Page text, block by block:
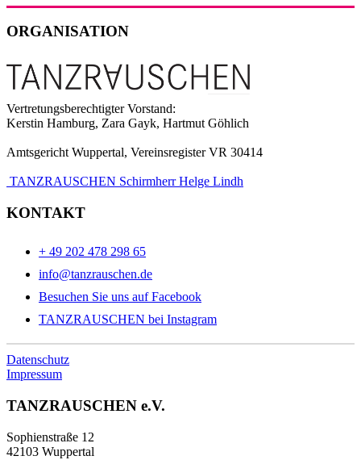
ORGANISATION
Vertretungsberechtigter Vorstand:
Kerstin Hamburg, Zara Gayk, Hartmut Göhlich
Amtsgericht Wuppertal, Vereinsregister VR 30414
TANZRAUSCHEN Schirmherr Helge Lindh
KONTAKT
+ 49 202 478 298 65
info@tanzrauschen.de
Besuchen Sie uns auf Facebook
TANZRAUSCHEN bei Instagram
Datenschutz
Impressum
TANZRAUSCHEN e.V.
Sophienstraße 12
42103 Wuppertal